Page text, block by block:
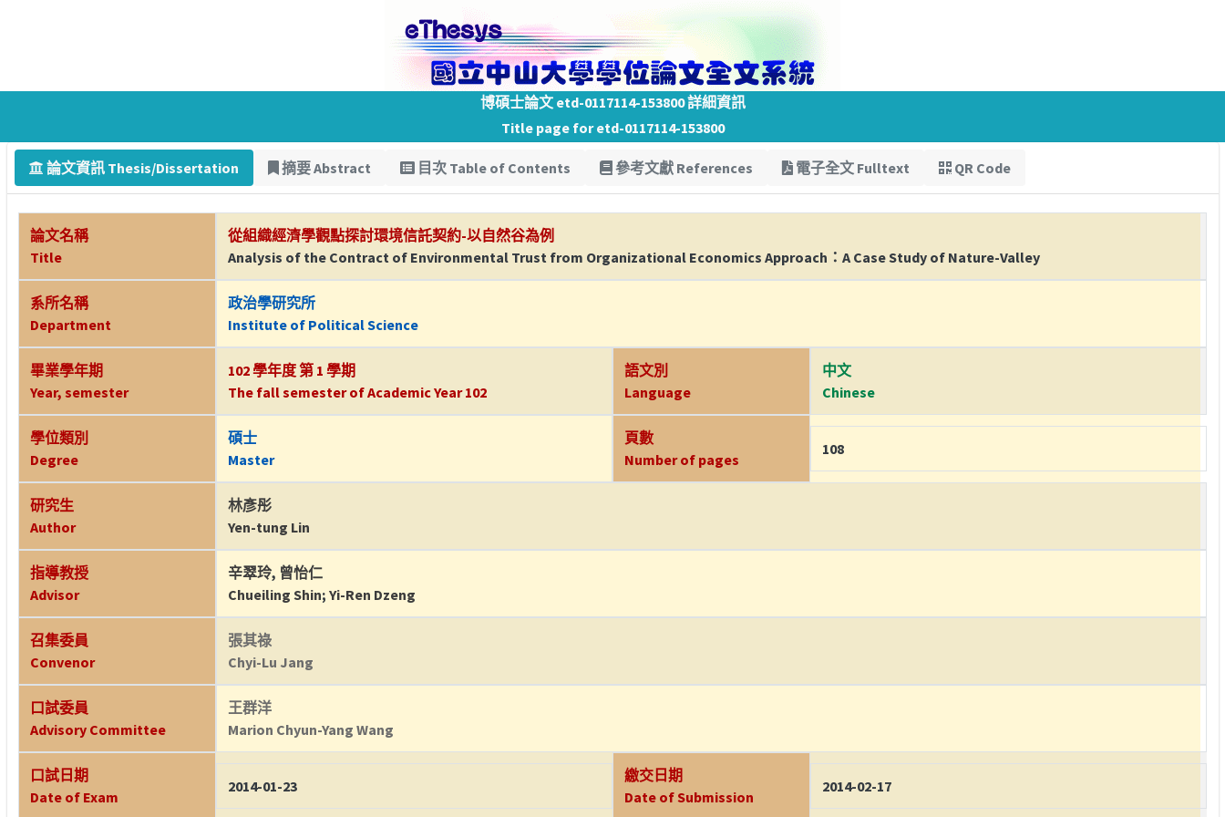
博碩士論文 etd-0117114-153800 詳細資訊
Title page for etd-0117114-153800
論文資訊 Thesis/Dissertation 摘要 Abstract 目次 Table of Contents 參考文獻 References 電子全文 Fulltext QR Code
論文名稱
Title
從組織經濟學觀點探討環境信託契約-以自然谷為例
Analysis of the Contract of Environmental Trust from Organizational Economics Approach：A Case Study of Nature-Valley
系所名稱
Department
政治學研究所
Institute of Political Science
畢業學年期
Year, semester
102 學年度 第 1 學期
The fall semester of Academic Year 102
語文別
Language
中文
Chinese
學位類別
Degree
碩士
Master
頁數
Number of pages
108
研究生
Author
林彥彤
Yen-tung Lin
指導教授
Advisor
辛翠玲, 曾怡仁
Chueiling Shin;Yi-Ren Dzeng
召集委員
Convenor
張其祿
Chyi-Lu Jang
口試委員
Advisory Committee
王群洋
Marion Chyun-Yang Wang
口試日期
Date of Exam
2014-01-23
繳交日期
Date of Submission
2014-02-17